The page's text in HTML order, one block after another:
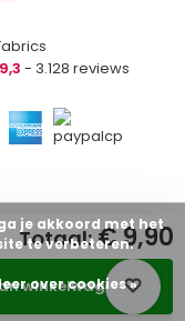
winkelwagen
Totaal:€ 9,90
9,3 - 3.128 reviews
je akkoord met het
te verbeteren.
over cookies »